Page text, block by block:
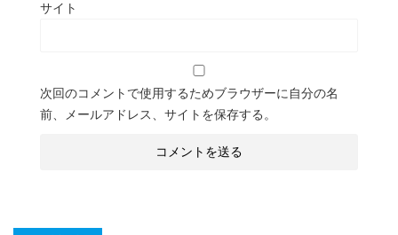
サイト
次回のコメントで使用するためブラウザーに自分の名
前、メールアドレス、サイトを保存する。